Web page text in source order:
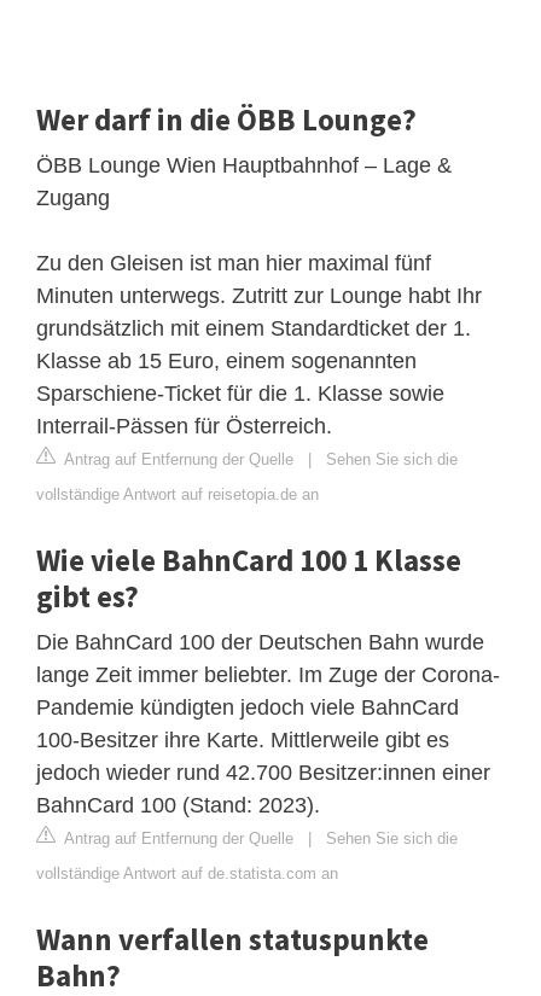
Wer darf in die ÖBB Lounge?
ÖBB Lounge Wien Hauptbahnhof – Lage &
Zugang
Zu den Gleisen ist man hier maximal fünf
Minuten unterwegs. Zutritt zur Lounge habt Ihr
grundsätzlich mit einem Standardticket der 1.
Klasse ab 15 Euro, einem sogenannten
Sparschiene-Ticket für die 1. Klasse sowie
Interrail-Pässen für Österreich.
Antrag auf Entfernung der Quelle | Sehen Sie sich die
vollständige Antwort auf reisetopia.de an
Wie viele BahnCard 100 1 Klasse
gibt es?
Die BahnCard 100 der Deutschen Bahn wurde
lange Zeit immer beliebter. Im Zuge der Corona-
Pandemie kündigten jedoch viele BahnCard
100-Besitzer ihre Karte. Mittlerweile gibt es
jedoch wieder rund 42.700 Besitzer:innen einer
BahnCard 100 (Stand: 2023).
Antrag auf Entfernung der Quelle | Sehen Sie sich die
vollständige Antwort auf de.statista.com an
Wann verfallen statuspunkte
Bahn?